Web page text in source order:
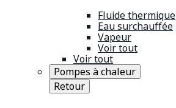
Fluide thermique
Eau surchauffée
Vapeur
Voir tout
Voir tout
Pompes à chaleur
Retour